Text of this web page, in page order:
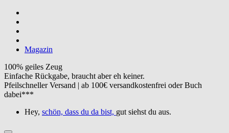
Magazin
100% geiles Zeug
Einfache Rückgabe, braucht aber eh keiner.
Pfeilschneller Versand | ab 100€ versandkostenfrei oder Buch
dabei***
Hey, schön, dass du da bist, gut siehst du aus.